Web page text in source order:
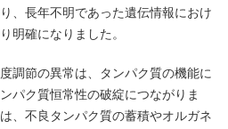
、長年不明であった遺伝情報におけ
明確になりました。
調節の異常は、タンパク質の機能に
パク質恒常性の破綻につながりま
、不良タンパク質の蓄積やオルガネ